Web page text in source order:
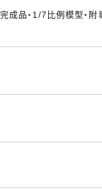
成品・1/7比例模型・附